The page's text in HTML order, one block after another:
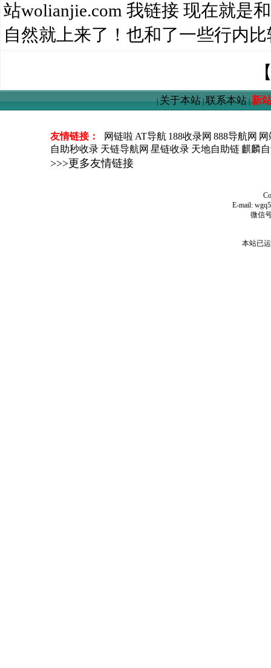
站wolianjie.com 我链接 现在就是
自然就上来了！也和了一些行内
|关于本站|联系本站|新
友情链接： 网链啦 AT导航 188收录网 888导航网
自助秒收录 天链导航网 星链收录 天地自助链 麒麟
>>>更多友情链接
E-mail:
微信
本站已